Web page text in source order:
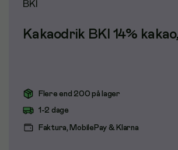
BKI
Kakaodrik BKI 14%
Flere end 200 på lager
1-2 dage
Faktura, MobilePay & Klarna